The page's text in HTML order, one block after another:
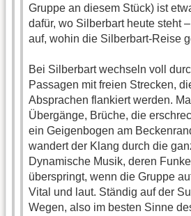
Gruppe an diesem Stück) ist
dafür, wo Silberbart heute steht –
auf, wohin die Silberbart-Reise
Bei Silberbart wechseln voll
Passagen mit freien Strecken,
Absprachen flankiert werden.
Übergänge, Brüche, die
ein Geigenbogen am
wandert der Klang durch die
Dynamische Musik, deren
überspringt, wenn die Gruppe
Vital und laut. Ständig auf der
Wegen, also im besten Sinne